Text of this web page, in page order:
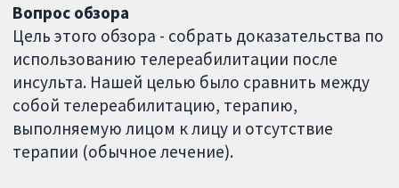
Вопрос обзора
Цель этого обзора - собрать доказательства по
использованию телереабилитации после
инсульта. Нашей целью было сравнить между
собой телереабилитацию, терапию,
выполняемую лицом к лицу и отсутствие
терапии (обычное лечение).